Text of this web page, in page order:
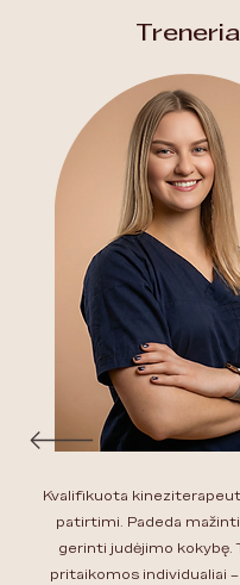
Kvalifikuota
patirtimi. Padeda
gerinti judėjimo kokybę.
pritaikomos individualiai